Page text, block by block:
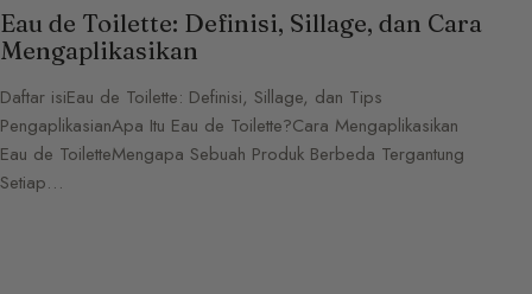
Eau de Toilette: Definisi, Sillage, dan Cara
Mengaplikasikan
Daftar isiEau de Toilette: Definisi, Sillage, dan Tips
PengaplikasianApa Itu Eau de Toilette?Cara Mengaplikasikan
Eau de ToiletteMengapa Sebuah Produk Berbeda Tergantung
Setiap…